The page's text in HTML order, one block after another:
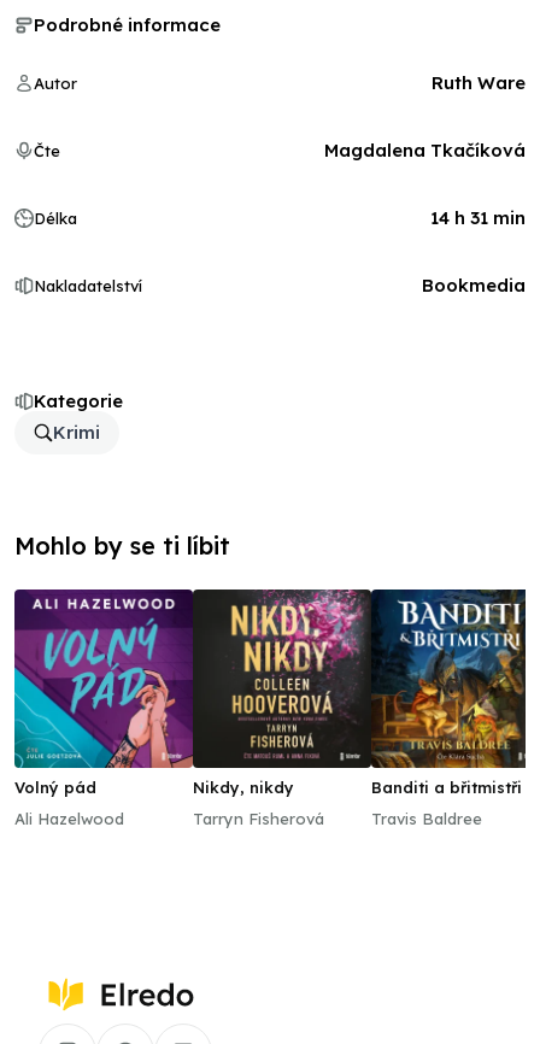
Kategorie
Krimi
Podrobné informace
Autor Ruth Ware
Čte Magdalena Tkačíková
Délka 14 h 31 min
Nakladatelství Bookmedia
Mohlo by se ti líbit
Volný pád
Ali Hazelwood
Nikdy, nikdy
Tarryn Fisherová
Banditi a břitmistři
Travis Baldree